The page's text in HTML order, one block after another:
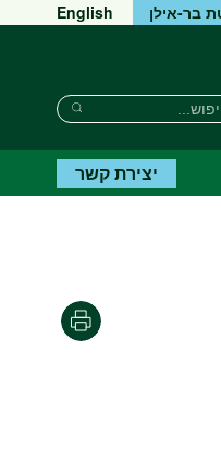
בר-אילן English
חיפוש
יצירת קשר
הדפסה